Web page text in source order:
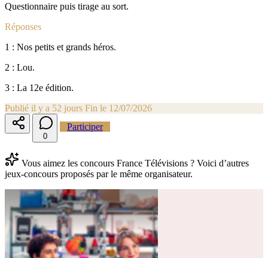
Questionnaire puis tirage au sort.
Réponses
1 : Nos petits et grands héros.
2 : Lou.
3 : La 12e édition.
Publié il y a 52 jours Fin le 12/07/2026
0
Participer
Vous aimez les concours France Télévisions ? Voici d’autres
jeux-concours proposés par le même organisateur.